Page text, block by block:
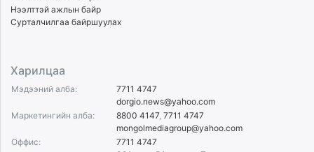
Нээлттэй ажлын байр
Сурталчилгаа байршуулах
Харилцаа
Мэдээний алба:
7711 4747
dorgio.news@yahoo.com
Маркетингийн алба:
8800 4147 7711 4747
mongolmediagroup@yahoo.com
Оффис:
7711 4747